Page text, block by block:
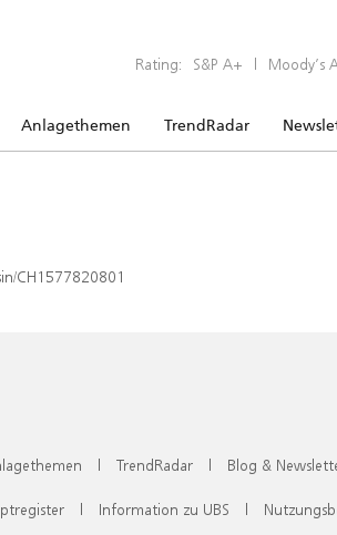
Rating: S&P A+ | Moody’s
Anlagethemen TrendRadar
CH1577820801
| TrendRadar | Blog &
| Information zu UBS |